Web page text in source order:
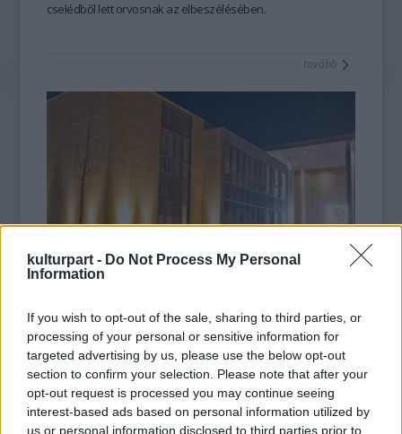
kulturpart - Do Not Process My Personal
Information
If you wish to opt-out of the sale, sharing to third parties, or
processing of your personal or sensitive information for
targeted advertising by us, please use the below opt-out
section to confirm your selection. Please note that after your
opt-out request is processed you may continue seeing
interest-based ads based on personal information utilized by
us or personal information disclosed to third parties prior to
cselédből lett orvosnak az elbeszélésében.
tovább
Senki nem kapta meg a fődíjat a szombathelyi Weöres
Sándor Színház
és a város önkormányzata által Szent
Márton születésének 1700. évfordulója alkalmából
meghirdetett országos drámapályázaton.